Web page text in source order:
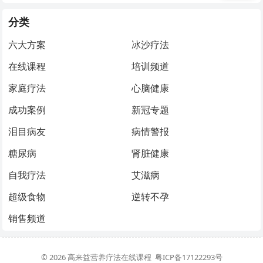
分类
六大方案
冰沙疗法
在线课程
培训频道
家庭疗法
心脑健康
成功案例
新冠专题
泪目病友
病情警报
糖尿病
肾脏健康
自我疗法
艾滋病
超级食物
逆转不孕
销售频道
© 2026高来益营养疗法在线课程 粤ICP备17122293号